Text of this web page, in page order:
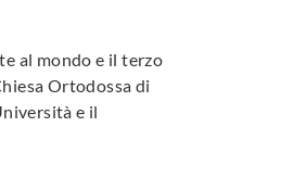
al mondo e il terzo
Ortodossa di
e il